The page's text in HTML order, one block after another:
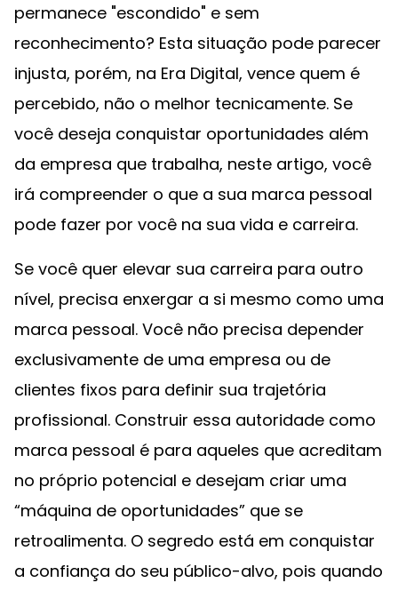
permanece "escondido" e sem
reconhecimento? Esta situação pode parecer
injusta, porém, na Era Digital, vence quem é
percebido, não o melhor tecnicamente. Se
você deseja conquistar oportunidades além
da empresa que trabalha, neste artigo, você
irá compreender o que a sua marca pessoal
pode fazer por você na sua vida e carreira.
Se você quer elevar sua carreira para outro
nível, precisa enxergar a si mesmo como uma
marca pessoal. Você não precisa depender
exclusivamente de uma empresa ou de
clientes fixos para definir sua trajetória
profissional. Construir essa autoridade como
marca pessoal é para aqueles que acreditam
no próprio potencial e desejam criar uma
“máquina de oportunidades” que se
retroalimenta. O segredo está em conquistar
a confiança do seu público-alvo, pois quando